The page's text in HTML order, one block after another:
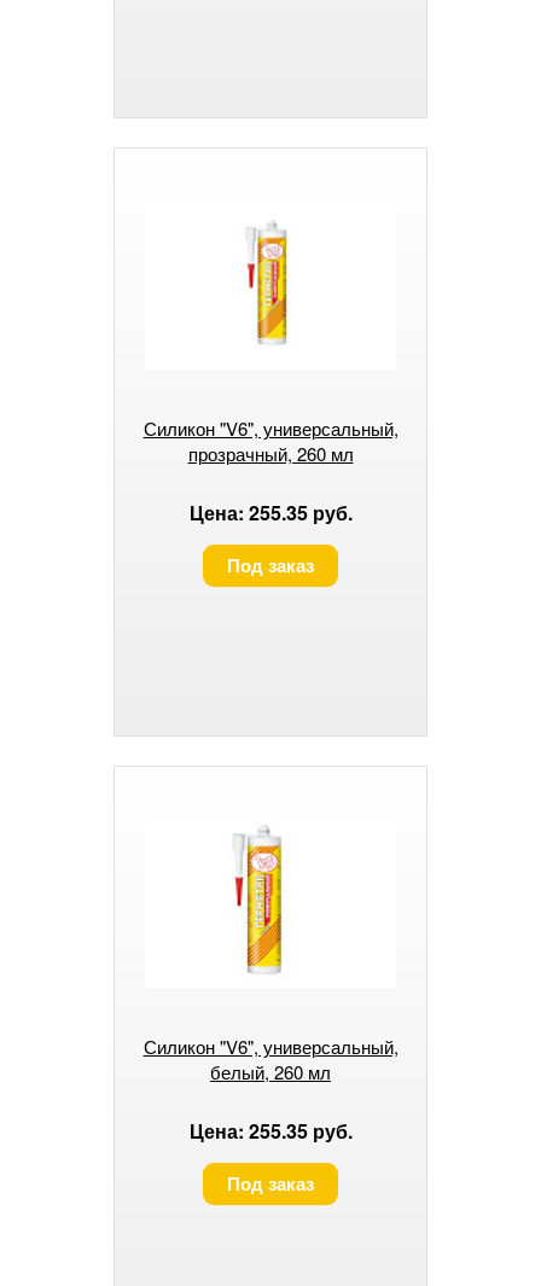
Силикон "V6", универсальный,
прозрачный, 260 мл
Цена: 255.35 руб.
Под заказ
Силикон "V6", универсальный,
белый, 260 мл
Цена: 255.35 руб.
Под заказ